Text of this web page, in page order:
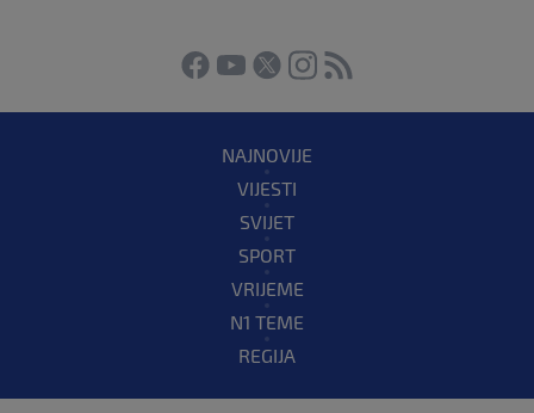
NAJNOVIJE
VIJESTI
SVIJET
SPORT
VRIJEME
N1 TEME
REGIJA